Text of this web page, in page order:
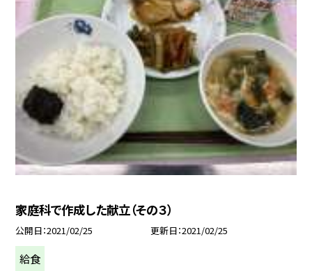
家庭科で作成した献立（その３）
公開日 2021/02/25 更新日 2021/02/25
給食